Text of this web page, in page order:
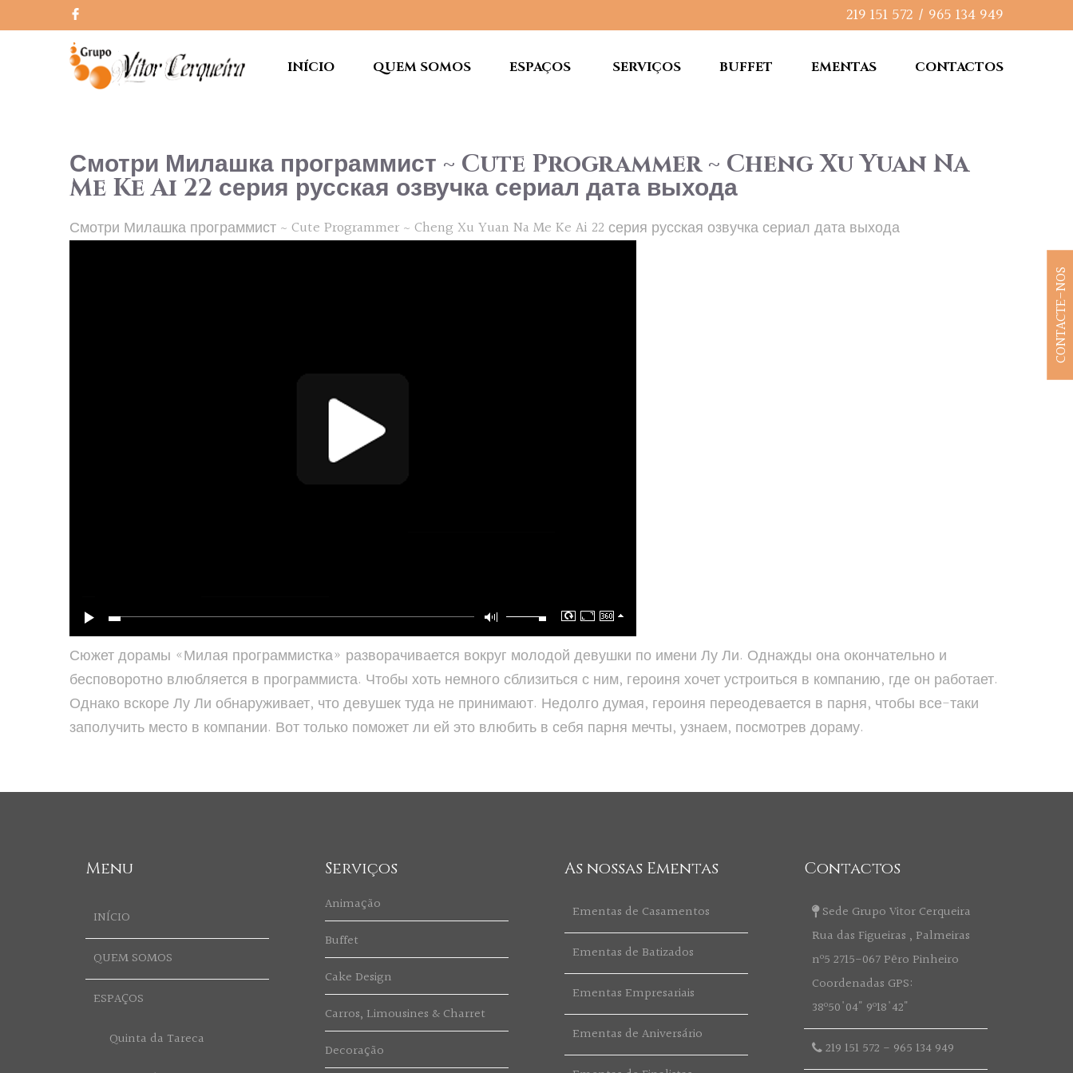
219 151 572 / 965 134 949
INÍCIO QUEM SOMOS ESPAÇOS SERVIÇOS BUFFET EMENTAS CONTACTOS
Смотри Милашка программист ~ Cute Programmer ~ Cheng Xu Yuan Na
Me Ke Ai 22 серия русская озвучка сериал дата выхода
Смотри Милашка программист ~ Cute Programmer ~ Cheng Xu Yuan Na Me Ke Ai 22 серия русская озвучка сериал дата выхода
Сюжет дорамы «Милая программистка» разворачивается вокруг молодой девушки по имени Лу Ли. Однажды она окончательно и
бесповоротно влюбляется в программиста. Чтобы хоть немного сблизиться с ним, героиня хочет устроиться в компанию, где он работает.
Однако вскоре Лу Ли обнаруживает, что девушек туда не принимают. Недолго думая, героиня переодевается в парня, чтобы все-таки
заполучить место в компании. Вот только поможет ли ей это влюбить в себя парня мечты, узнаем, посмотрев дораму.
Menu
INÍCIO
QUEM SOMOS
ESPAÇOS
Quinta da Tareca
Serviços
Animação
Buffet
Cake Design
Carros, Limousines & Charret
Decoração
As nossas Ementas
Ementas de Casamentos
Ementas de Batizados
Ementas Empresariais
Ementas de Aniversário
Contactos
Sede Grupo Vitor Cerqueira
Rua das Figueiras , Palmeiras
nº5 2715-067 Pêro Pinheiro
Coordenadas GPS:
38º50'04" 9º18'42"
219 151 572 - 965 134 949
CONTACTE-NOS